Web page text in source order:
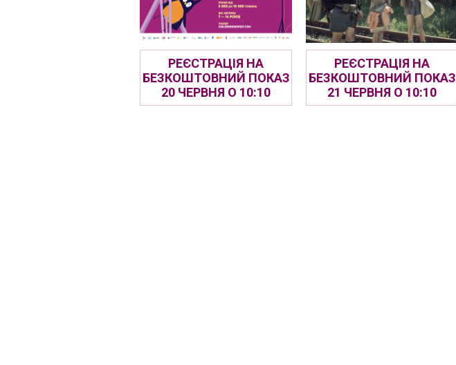
РЕЄСТРАЦІЯ НА
БЕЗКОШТОВНИЙ ПОКАЗ
20 ЧЕРВНЯ О 10:10
РЕЄСТРАЦІЯ НА
БЕЗКОШТОВНИЙ ПОКАЗ
21 ЧЕРВНЯ О 10:10